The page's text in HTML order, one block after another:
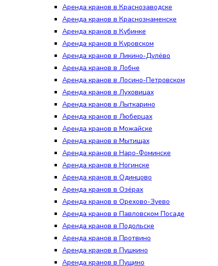
Аренда кранов в Краснозаводске
Аренда кранов в Краснознаменске
Аренда кранов в Кубинке
Аренда кранов в Куровском
Аренда кранов в Ликино-Дулёво
Аренда кранов в Лобне
Аренда кранов в Лосино-Петровском
Аренда кранов в Луховицах
Аренда кранов в Лыткарино
Аренда кранов в Люберцах
Аренда кранов в Можайске
Аренда кранов в Мытищах
Аренда кранов в Наро-Фоминске
Аренда кранов в Ногинске
Аренда кранов в Одинцово
Аренда кранов в Озёрах
Аренда кранов в Орехово-Зуево
Аренда кранов в Павловском Посаде
Аренда кранов в Подольске
Аренда кранов в Протвино
Аренда кранов в Пушкино
Аренда кранов в Пущино